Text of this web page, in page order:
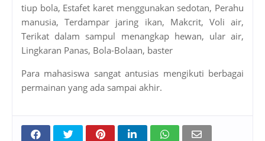
tiup bola, Estafet karet menggunakan sedotan, Perahu
manusia, Terdampar jaring ikan, Makcrit, Voli air,
Terikat dalam sampul menangkap hewan, ular air,
Lingkaran Panas, Bola-Bolaan, baster
Para mahasiswa sangat antusias mengikuti berbagai
permainan yang ada sampai akhir.